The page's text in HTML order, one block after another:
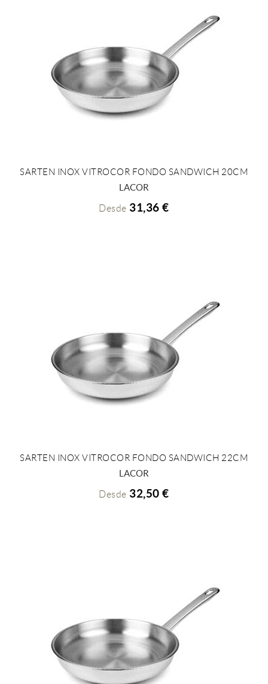
+ INFO
SARTEN INOX VITROCOR FONDO SANDWICH 20CM
LACOR
Desde 31,36 €
+ INFO
SARTEN INOX VITROCOR FONDO SANDWICH 22CM
LACOR
Desde 32,50 €